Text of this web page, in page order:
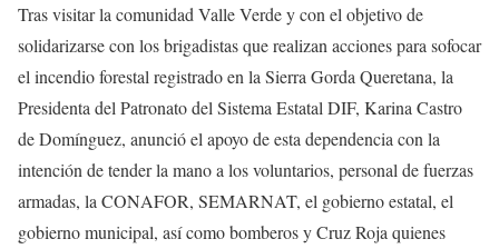
Tras visitar la comunidad Valle Verde y con el objetivo de
solidarizarse con los brigadistas que realizan acciones para sofocar
el incendio forestal registrado en la Sierra Gorda Queretana, la
Presidenta del Patronato del Sistema Estatal DIF, Karina Castro
de Domínguez, anunció el apoyo de esta dependencia con la
intención de tender la mano a los voluntarios, personal de fuerzas
armadas, la CONAFOR, SEMARNAT, el gobierno estatal, el
gobierno municipal, así como bomberos y Cruz Roja quienes